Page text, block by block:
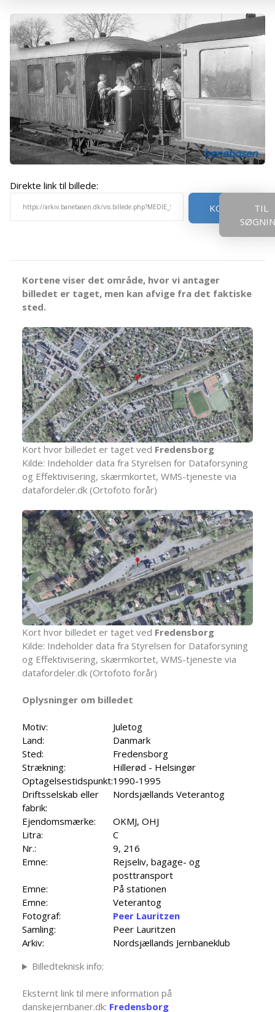
Direkte link til billede:
KOPIER
TIL
Kortene viser det område, hvor vi antager
billedet er taget, men kan afvige fra det faktiske
sted.
Kort hvor billedet er taget ved Fredensborg
Kilde: Indeholder data fra Styrelsen for Dataforsyning
og Effektivisering, skærmkortet, WMS-tjeneste via
datafordeler.dk (Ortofoto forår)
Kort hvor billedet er taget ved Fredensborg
Kilde: Indeholder data fra Styrelsen for Dataforsyning
og Effektivisering, skærmkortet, WMS-tjeneste via
datafordeler.dk (Ortofoto forår)
Oplysninger om billedet
Motiv:
Juletog
Land:
Danmark
Sted:
Fredensborg
Strækning:
Hillerød - Helsingør
Optagelsestidspunkt:1990-1995
Driftsselskab eller
fabrik:
Nordsjællands Veterantog
Ejendomsmærke:
OKMJ, OHJ
Litra:
C
Nr.:
9, 216
Emne:
Rejseliv, bagage- og
posttransport
Emne:
På stationen
Emne:
Veterantog
Fotograf:
Peer Lauritzen
Samling:
Peer Lauritzen
Arkiv:
Nordsjællands Jernbaneklub
Billedteknisk info:
Eksternt link til mere information på
danskejernbaner.dk: Fredensborg